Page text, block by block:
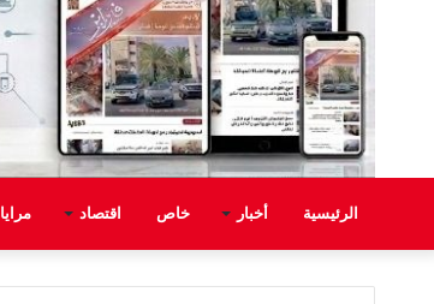
الرئيسية أخبار خاص اقتصاد مرايا